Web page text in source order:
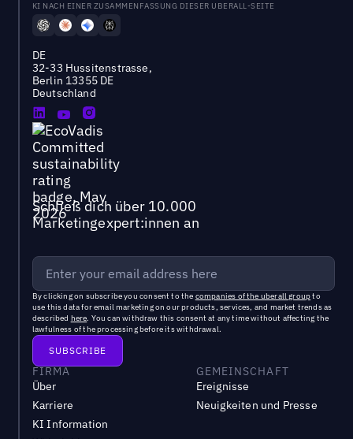
KI NACH EINER ZUSAMMENFASSUNG DIESER UBERALL-SEITE
DE
32-33 Hussitenstrasse,
Berlin 13355 DE
Deutschland
Schließ dich über 10.000
Marketingexpert:innen an
By clicking on subscribe you consent to the companies of the uberall groupto
use this data for email marketing on our products, services, and market trends as
described here. You can withdraw this consent at any time without affecting the
lawfulness of the processing before its withdrawal.
FIRMA
Über
Karriere
KI Information
GEMEINSCHAFT
Ereignisse
Neuigkeiten und Presse